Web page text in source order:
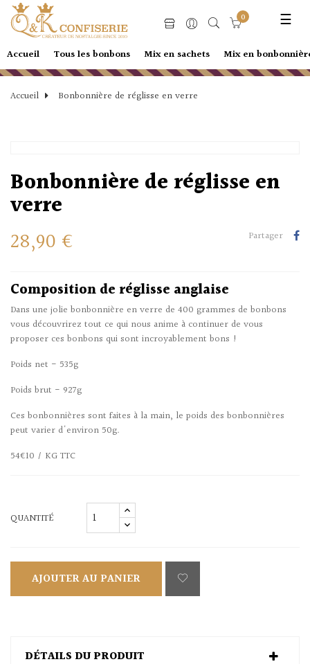
☰
0
Accueil Tous les bonbons Mix en sachets Mix en
Accueil Bonbonnière de réglisse en verre
Bonbonnière de réglisse en
verre
28,90 €
Partager
Composition de réglisse anglaise
Dans une jolie bonbonnière en verre de 400 grammes de bonbons
vous découvrirez tout ce qui nous anime à continuer de vous
proposer ces bonbons qui sont incroyablement bons !
Poids net - 535g
Poids brut - 927g
Ces bonbonnières sont faites à la main, le poids des bonbonnières
peut varier d'environ 50g.
54€10 / KG TTC
QUANTITÉ
AJOUTER AU PANIER
DÉTAILS DU PRODUIT